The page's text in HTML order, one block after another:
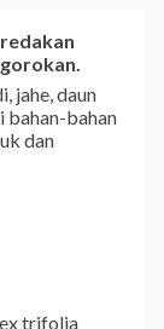
jahe, daun
bahan-bahan
dan
trifolia